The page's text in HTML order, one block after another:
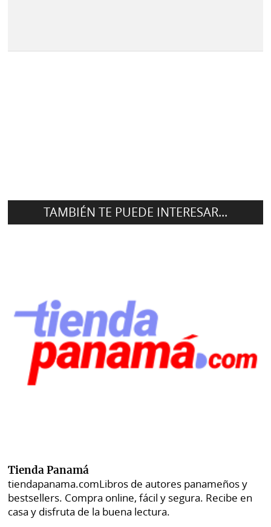
TAMBIÉN TE PUEDE INTERESAR...
Tienda Panamá
tiendapanama.comLibros de autores panameños y
bestsellers. Compra online, fácil y segura. Recibe en
casa y disfruta de la buena lectura.